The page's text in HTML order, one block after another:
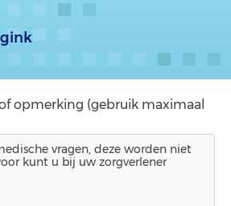
opmerking (gebruik maximaal